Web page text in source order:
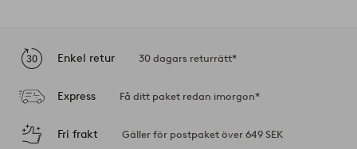
Enkel retur 30 dagars returrätt*
Express Få ditt paket redan imorgon*
Fri frakt Gäller för postpaket över 649 SEK